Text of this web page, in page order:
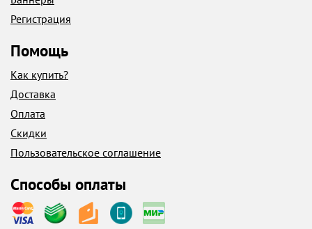
Регистрация
Помощь
Как купить?
Доставка
Оплата
Скидки
Пользовательское соглашение
Способы оплаты